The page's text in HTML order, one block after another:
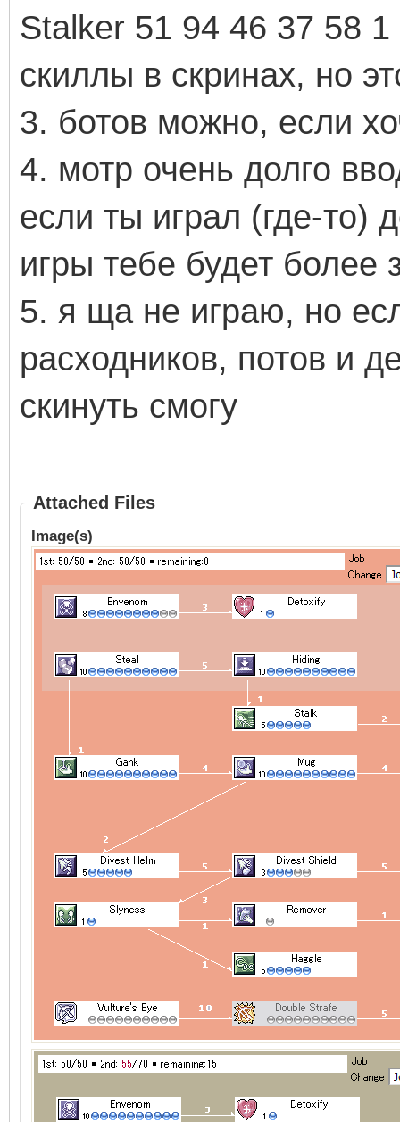
Stalker 51 94 46 37 58 1
скиллы в скринах, но
3. ботов можно, если
4. мотр очень долго
если ты играл (где-то)
игры тебе будет более
5. я ща не играю, но
расходников, потов и
скинуть смогу
Attached Files
Image(s)